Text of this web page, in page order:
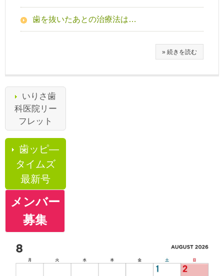
歯を抜いたあとの治療法は…
» 続きを読む
いりさ歯
科医院リー
フレット
歯ッピ―
タイムズ
最新号
メンバー
募集